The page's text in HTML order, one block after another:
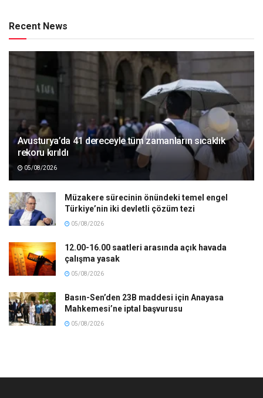
Recent News
Avusturya’da 41 dereceyle tüm zamanların sıcaklık
rekoru kırıldı
05/08/2026
Müzakere sürecinin önündeki temel engel
Türkiye’nin iki devletli çözüm tezi
05/08/2026
12.00-16.00 saatleri arasında açık havada
çalışma yasak
05/08/2026
Basın-Sen’den 23B maddesi için Anayasa
Mahkemesi’ne iptal başvurusu
05/08/2026